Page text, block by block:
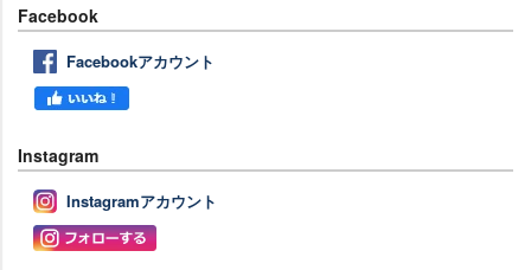
Facebook
Facebookアカウント
Instagram
Instagramアカウント